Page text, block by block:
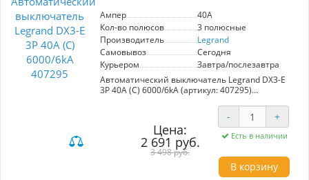
Ампер
40A
Кол-во полюсов
3 полюсные
Производитель
Legrand
Самовывоз
Сегодня
Курьером
Завтра/послезавтра
Автоматический выключатель Legrand DX3-E
3P 40А (С) 6000/6kA (артикул: 407295)
электрической сети вашего дома. С
номинальным током 40А и максимальным
током короткого замыкания 6кA, он
эффективно предотвращает перенапряжение
и превышение мощности. Возможность
подключения до 3 фаз делает его идеальным
решением для многопользовательских
Цена:
2 691 руб.
3 498 руб.
- +
Есть в наличии
В корзину